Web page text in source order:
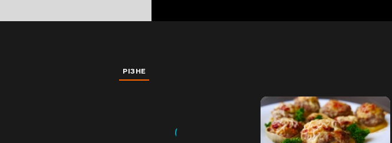
РІЗНЕ